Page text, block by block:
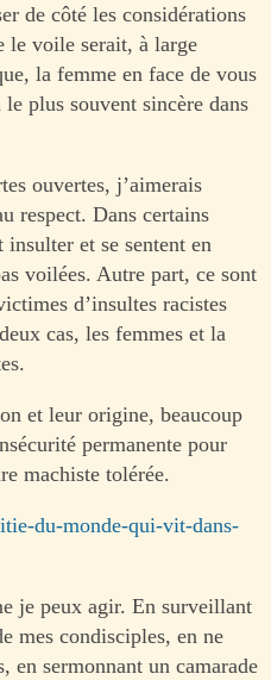
de côté les considérations
le voile serait, à large
la femme en face de vous
plus souvent sincère dans
ouvertes, j’aimerais
respect. Dans certains
et se sentent en
voilées. Autre part, ce sont
d’insultes racistes
cas, les femmes et la
et leur origine, beaucoup
permanente pour
machiste tolérée.
du-monde-qui-vit-dans-
je peux agir. En surveillant
mes condisciples, en ne
en sermonnant un camarade